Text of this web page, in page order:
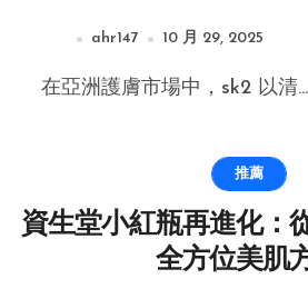
ahr147 10 月 29, 2025
在亞洲護膚市場中，sk2 以清...
推薦
資生堂小紅瓶再進化：
全方位美肌